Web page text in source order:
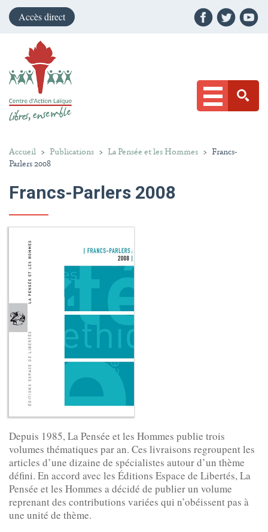
Accès direct
Accueil > Publications > La Pensée et les Hommes > Francs-
Parlers 2008
Francs-Parlers 2008
Depuis 1985, La Pensée et les Hommes publie trois
volumes thématiques par an. Ces livraisons regroupent les
articles d’une dizaine de spécialistes autour d’un thème
défini. En accord avec les Éditions Espace de Libertés, La
Pensée et les Hommes a décidé de publier un volume
reprenant des contributions variées qui n’obéissent pas à
une unité de thème.